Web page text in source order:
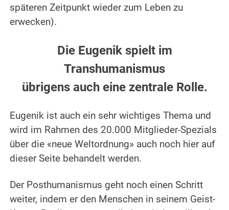
späteren Zeitpunkt wieder zum Leben zu
erwecken).
Die Eugenik spielt im
Transhumanismus
übrigens auch eine zentrale Rolle.
Eugenik ist auch ein sehr wichtiges Thema und
wird im Rahmen des 20.000 Mitglieder-Spezials
über die «neue Weltordnung» auch noch hier auf
dieser Seite behandelt werden.
Der Posthumanismus geht noch einen Schritt
weiter, indem er den Menschen in seinem Geist-